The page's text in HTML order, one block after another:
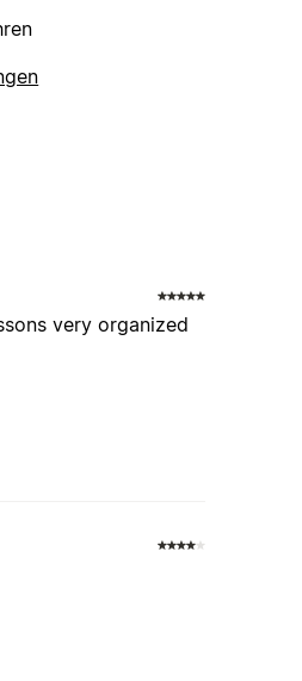
very organized